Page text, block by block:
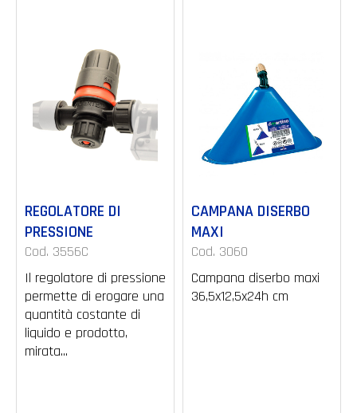
REGOLATORE DI
PRESSIONE
Cod. 3556C
Il regolatore di pressione
permette di erogare una
quantità costante di
liquido e prodotto,
mirata...
CAMPANA DISERBO
MAXI
Cod. 3060
Campana diserbo maxi
36,5x12,5x24h cm